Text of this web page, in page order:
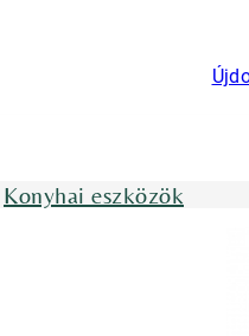
Konyhai eszközök